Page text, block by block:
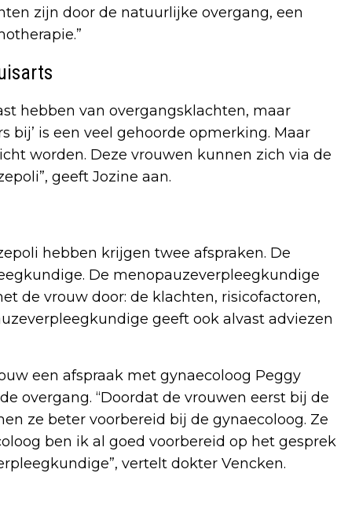
zijn door de natuurlijke overgang, een
hebben van overgangsklachten, maar
bij’ is een veel gehoorde opmerking. Maar
worden. Deze vrouwen kunnen zich via de
geeft Jozine aan.
hebben krijgen twee afspraken. De
De menopauzeverpleegkundige
de vrouw door: de klachten, risicofactoren,
geeft ook alvast adviezen
een afspraak met gynaecoloog Peggy
overgang. “Doordat de vrouwen eerst bij de
ze beter voorbereid bij de gynaecoloog. Ze
ben ik al goed voorbereid op het gesprek
vertelt dokter Vencken.